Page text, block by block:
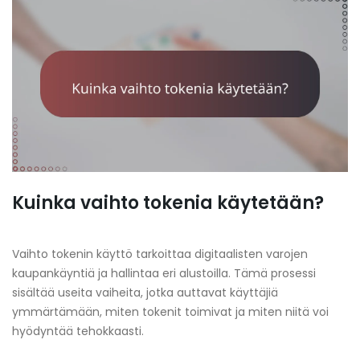
Kuinka vaihto tokenia käytetään?
Vaihto tokenin käyttö tarkoittaa digitaalisten varojen
kaupankäyntiä ja hallintaa eri alustoilla. Tämä prosessi
sisältää useita vaiheita, jotka auttavat käyttäjiä
ymmärtämään, miten tokenit toimivat ja miten niitä voi
hyödyntää tehokkaasti.